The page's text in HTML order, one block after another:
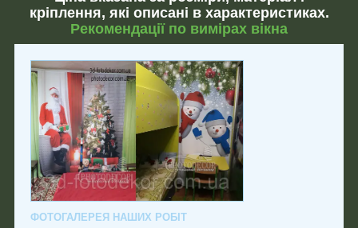
кріплення, які описані в характеристиках.
Рекомендації по вимірах вікна
ФОТОГАЛЕРЕЯ НАШИХ РОБІТ